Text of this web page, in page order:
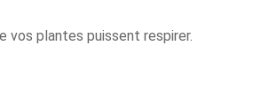
vos plantes puissent respirer.